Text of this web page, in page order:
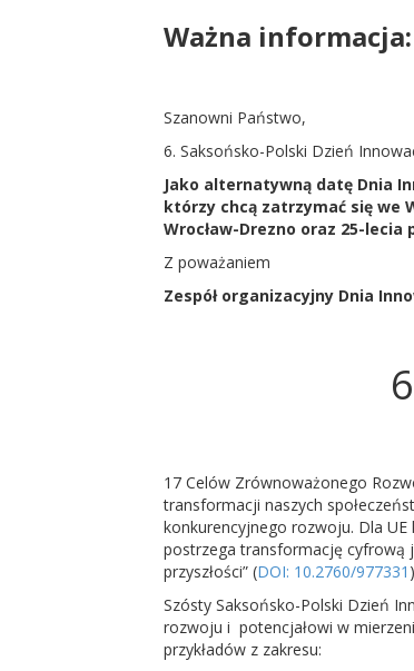
Ważna
Szanowni Państwo,
6. Saksońsko-Polski Dzień
Jako alternatywną datę Dnia
którzy chcą zatrzymać się we
Wrocław-Drezno oraz 25-
Z poważaniem
Zespół organizacyjny Dnia
17 Celów Zrównoważonego
transformacji naszych
konkurencyjnego rozwoju. Dla
postrzega transformację cyfrową
przyszłości” (DOI: 10.2760/977331
Szósty Saksońsko-Polski Dzień
rozwoju i potencjałowi w
przykładów z zakresu: